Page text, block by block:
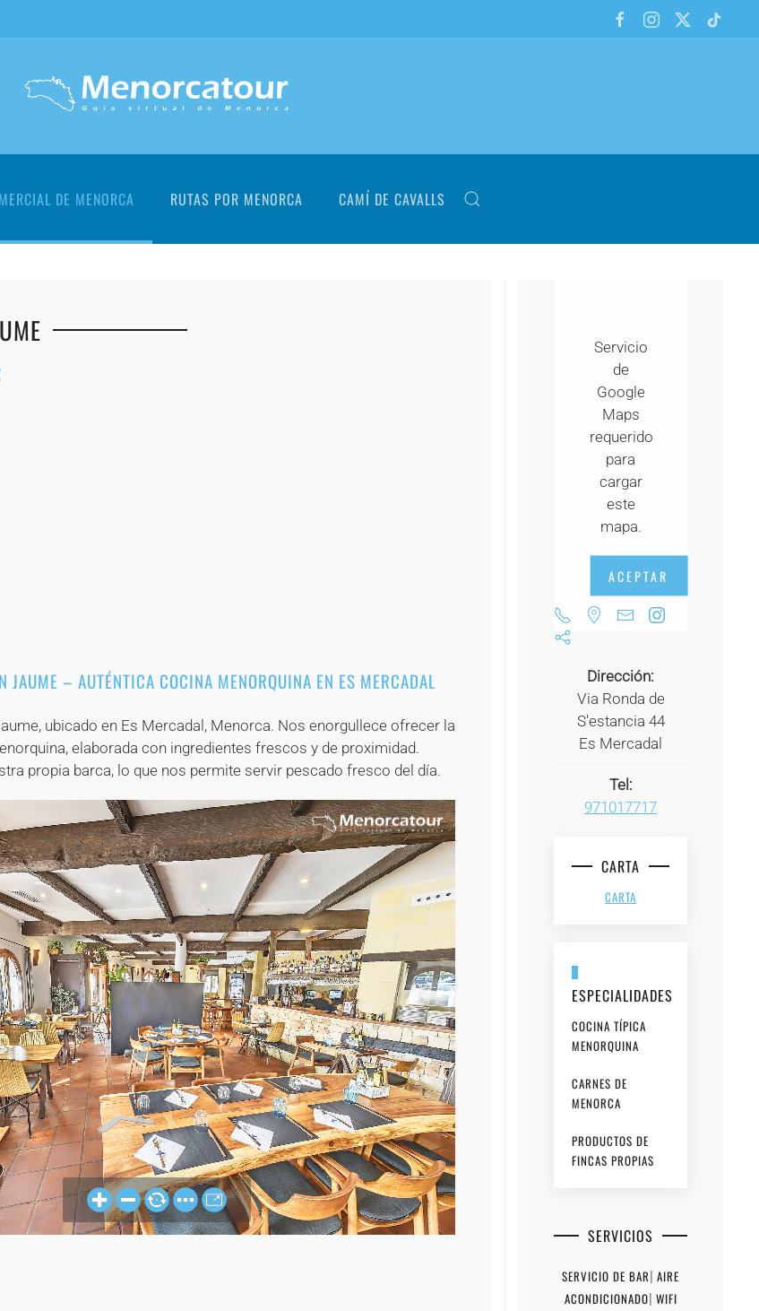
DE MENORCA RUTAS POR MENORCA CAMÍ DE CAVALLS
JAUME – AUTÉNTICA COCINA MENORQUINA EN ES MERCADAL
ubicado en Es Mercadal, Menorca. Nos enorgullece ofrecer la
elaborada con ingredientes frescos y de proximidad.
propia barca, lo que nos permite servir pescado fresco del día.
Servicio
de
Google
Maps
requerido
para
cargar
este
mapa.
ACEPTAR
Dirección:
Via Ronda de
S'estancia 44
Es Mercadal
Tel:
971017717
CARTA
CARTA
ESPECIALIDADES
COCINA TÍPICA
MENORQUINA
CARNES DE
MENORCA
PRODUCTOS DE
FINCAS PROPIAS
SERVICIOS
SERVICIO DE BAR|AIRE
ACONDICIONADO| WIFI